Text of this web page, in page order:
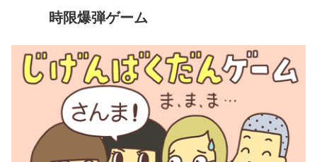
時限爆弾ゲーム